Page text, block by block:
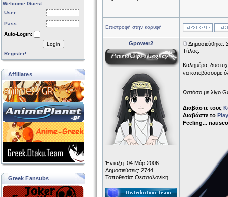
Welcome Guest
User:
Pass:
Auto-Login:
Login
Register!
Affiliates
Greek Fansubs
Επιστροφή στην κορυφή
Gpower2
Ένταξη: 04 Μάρ 2006
Δημοσιεύσεις: 2744
Τοποθεσία: Θεσσαλονίκη
Δημοσιεύθηκε:
Τίτλος:
Καλημέρα,
να κατεβάσουμε
Ωστόσο με λίγο
Διαβάστε τους
Διαβάστε το
Feeling...